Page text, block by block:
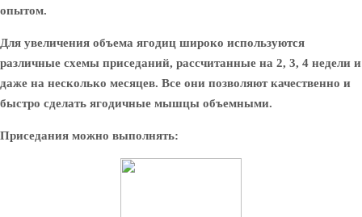
опытом.
Для увеличения объема ягодиц широко используются
различные схемы приседаний, рассчитанные на 2, 3, 4 недели и
даже на несколько месяцев. Все они позволяют качественно и
быстро сделать ягодичные мышцы объемными.
Приседания можно выполнять: